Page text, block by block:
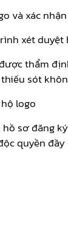
và xác
xét duyệt
thẩm
sót
logo
sơ đăng
quyền